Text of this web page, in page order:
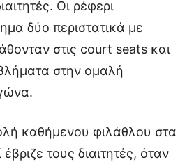
Οι ρέφερι
δύο περιστατικά με
στις court seats και
στην ομαλή
καθήμενου φιλάθλου στα
έβριζε τους διαιτητές, όταν